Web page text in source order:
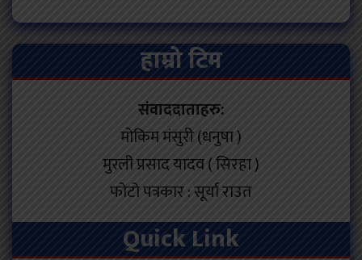
हाम्रो टिम
संवाददाताहरु:
मोकिम मंसुरी (धनुषा )
मुरली प्रसाद यादव ( सिरहा )
फोटो पत्रकार : सूर्या राउत
Quick Link